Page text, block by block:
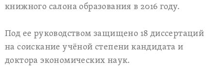
книжного салона образования в 2016 году.
Под ее руководством защищено 18 диссертаций
на соискание учёной степени кандидата и
доктора экономических наук.